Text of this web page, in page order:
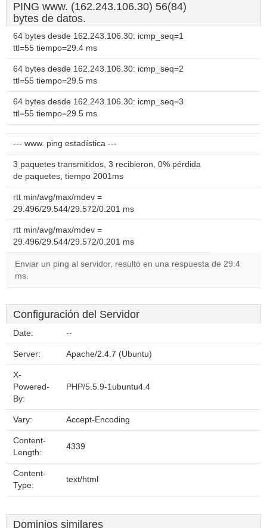
PING www. (162.243.106.30) 56(84)
bytes de datos.
64 bytes desde 162.243.106.30: icmp_seq=1
ttl=55 tiempo=29.4 ms
64 bytes desde 162.243.106.30: icmp_seq=2
ttl=55 tiempo=29.5 ms
64 bytes desde 162.243.106.30: icmp_seq=3
ttl=55 tiempo=29.5 ms
--- www. ping estadística ---
3 paquetes transmitidos, 3 recibieron, 0% pérdida
de paquetes, tiempo 2001ms
rtt min/avg/max/mdev =
29.496/29.544/29.572/0.201 ms
rtt min/avg/max/mdev =
29.496/29.544/29.572/0.201 ms
Enviar un ping al servidor, resultó en una respuesta de 29.4
ms.
Configuración del Servidor
Date: --
Server: Apache/2.4.7 (Ubuntu)
X-
Powered-
By:
PHP/5.5.9-1ubuntu4.4
Vary: Accept-Encoding
Content-
Length:
4339
Content-
Type:
text/html
Dominios similares